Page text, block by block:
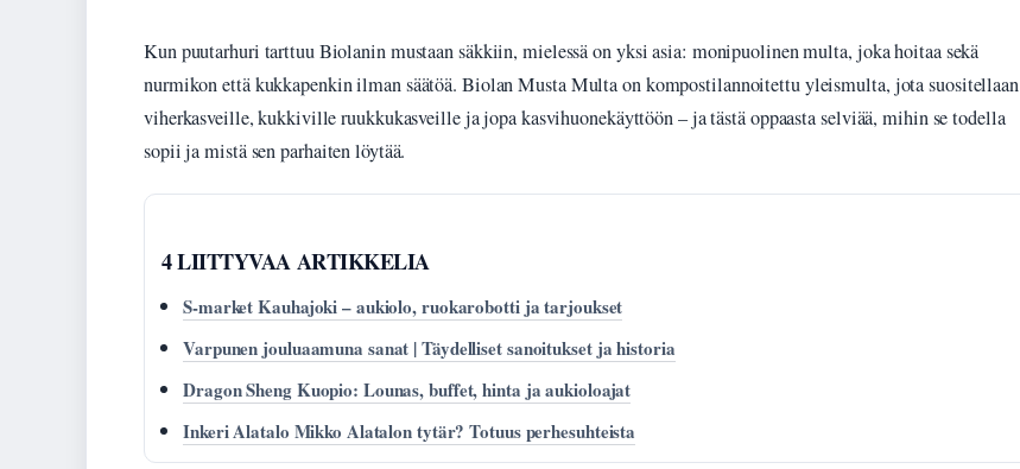
Kun puutarhuri tarttuu Biolanin mustaan säkkiin, mielessä on yksi asia: monipuolinen multa, joka hoitaa sekä
nurmikon että kukkapenkin ilman säätöä. Biolan Musta Multa on kompostilannoitettu yleismulta, jota suositellaan
viherkasveille, kukkiville ruukkukasveille ja jopa kasvihuonekäyttöön – ja tästä oppaasta selviää, mihin se todella
sopii ja mistä sen parhaiten löytää.
4 LIITTYVAA ARTIKKELIA
S-market Kauhajoki – aukiolo, ruokarobotti ja tarjoukset
Varpunen jouluaamuna sanat | Täydelliset sanoitukset ja historia
Dragon Sheng Kuopio: Lounas, buffet, hinta ja aukioloajat
Inkeri Alatalo Mikko Alatalon tytär? Totuus perhesuhteista